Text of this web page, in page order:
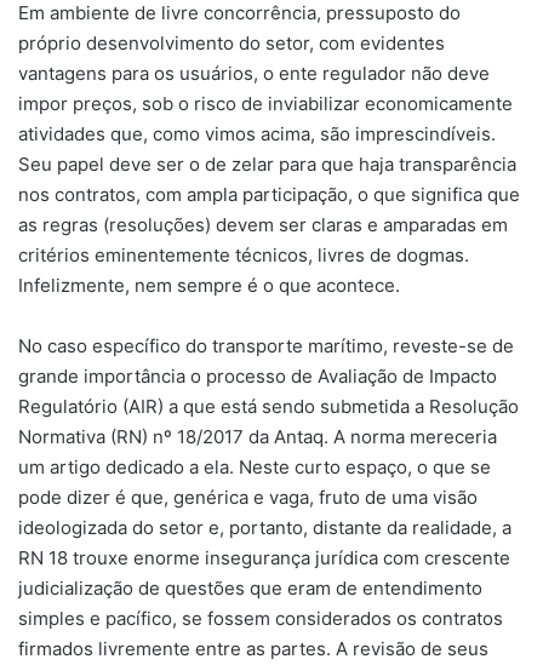
Em ambiente de livre concorrência, pressuposto do
próprio desenvolvimento do setor, com evidentes
vantagens para os usuários, o ente regulador não deve
impor preços, sob o risco de inviabilizar economicamente
atividades que, como vimos acima, são imprescindíveis.
Seu papel deve ser o de zelar para que haja transparência
nos contratos, com ampla participação, o que significa que
as regras (resoluções) devem ser claras e amparadas em
critérios eminentemente técnicos, livres de dogmas.
Infelizmente, nem sempre é o que acontece.
No caso específico do transporte marítimo, reveste-se de
grande importância o processo de Avaliação de Impacto
Regulatório (AIR) a que está sendo submetida a Resolução
Normativa (RN) nº 18/2017 da Antaq. A norma mereceria
um artigo dedicado a ela. Neste curto espaço, o que se
pode dizer é que, genérica e vaga, fruto de uma visão
ideologizada do setor e, portanto, distante da realidade, a
RN 18 trouxe enorme insegurança jurídica com crescente
judicialização de questões que eram de entendimento
simples e pacífico, se fossem considerados os contratos
firmados livremente entre as partes. A revisão de seus